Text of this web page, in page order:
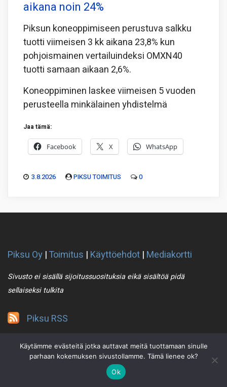
aikana noin 24%
Piksun koneoppimiseen perustuva salkku
tuotti viimeisen 3 kk aikana 23,8% kun
pohjoismainen vertailuindeksi OMXN40
tuotti samaan aikaan 2,6%.
Koneoppiminen laskee viimeisen 5 vuoden
perusteella minkälainen yhdistelmä
Jaa tämä:
Facebook X WhatsApp
3.8.2026 PIKSU TOIMITUS 0
Piksu Oy |Toimitus | Käyttöehdot | Mediakortti
Sivusto ei sisällä sijoitussuosituksia eikä sisältöä pidä
sellaiseksi tulkita
Piksu RSS
Käytämme evästeitä jotka auttavat meitä tuottamaan sinulle
parhaan kokemuksen sivustollamme. Tämä lienee ok?
Ok